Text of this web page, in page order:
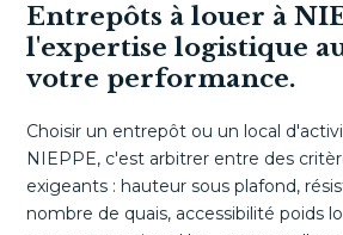
Entrepôts à louer à
l'expertise logistique
votre performance.
Choisir un entrepôt ou un local
NIEPPE, c'est arbitrer entre des
exigeants : hauteur sous plafond,
nombre de quais, accessibilité poids